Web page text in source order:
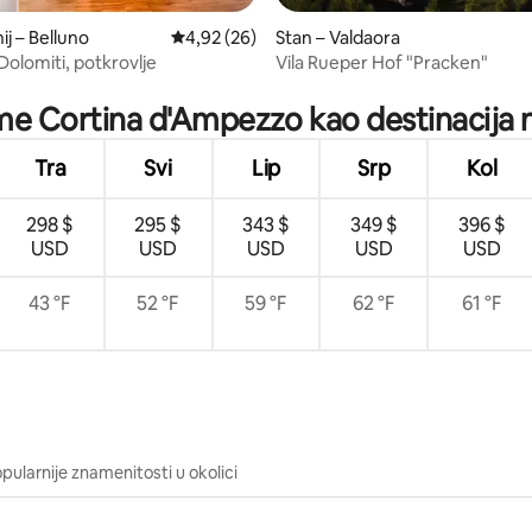
recenzija: 120
– Belluno Prosječna ocjena: 4,92/5, recenzija: 26
4,92 (26)
potkrovlje
Stan – Valdaora
Vila Rueper Hof "Pracken"
Cortina d'Ampezzo kao destinacija
Tra Svi Lip Srp Kol
298 $
USD
295 $
USD
343 $
USD
349 $
USD
396 $
USD
43 °F 52 °F 59 °F 62 °F 61 °F
znamenitosti u okolici